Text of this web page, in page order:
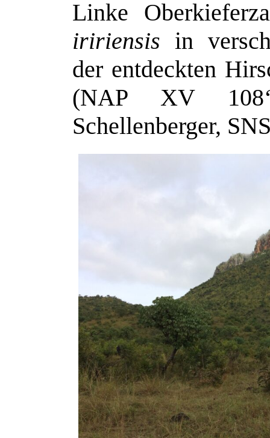
Linke
iririensis in
der entdeckten
(NAP XV
Schellenberger,